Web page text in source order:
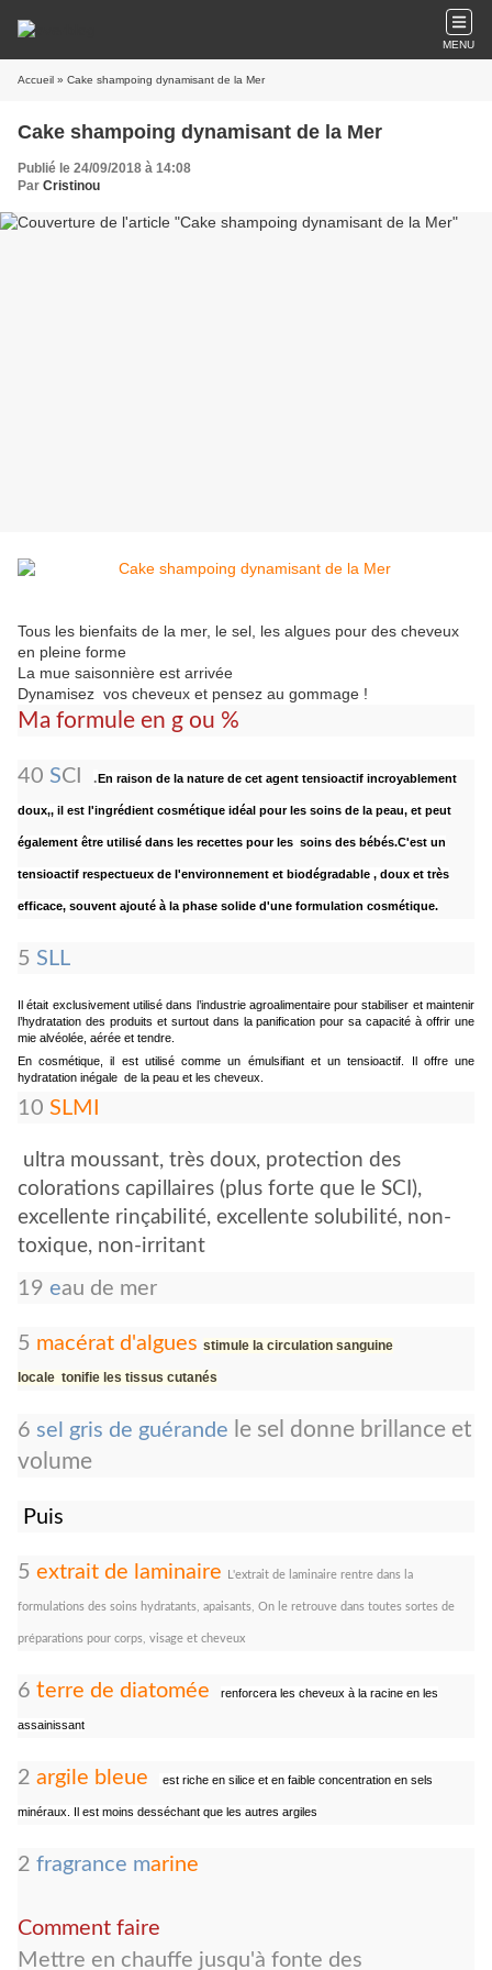
MENU
Accueil » Cake shampoing dynamisant de la Mer
Cake shampoing dynamisant de la Mer
Publié le 24/09/2018 à 14:08
Par Cristinou
Tous les bienfaits de la mer, le sel, les algues pour des cheveux
en pleine forme
La mue saisonnière est arrivée
Dynamisez vos cheveux et pensez au gommage !
Ma formule en g ou %
40 SCI .En raison de la nature de cet agent tensioactif incroyablement
doux,, il est l'ingrédient cosmétique idéal pour les soins de la peau, et peut
également être utilisé dans les recettes pour les soins des bébés.C'est un
tensioactif respectueux de l'environnement et biodégradable , doux et très
efficace, souvent ajouté à la phase solide d'une formulation cosmétique.
5 SLL
Il était exclusivement utilisé dans l’industrie agroalimentaire pour stabiliser et maintenir
l’hydratation des produits et surtout dans la panification pour sa capacité à offrir une
mie alvéolée, aérée et tendre.
En cosmétique, il est utilisé comme un émulsifiant et un tensioactif. Il offre une
hydratation inégale de la peau et les cheveux.
10 SLMI
ultra moussant, très doux, protection des
colorations capillaires (plus forte que le SCI),
excellente rinçabilité, excellente solubilité, non-
toxique, non-irritant
19 eau de mer
5 macérat d'algues stimule la circulation sanguine
locale tonifie les tissus cutanés
6 sel gris de guérande le sel donne brillance et
volume
Puis
5 extrait de laminaire L'extrait de laminaire rentre dans la
formulations des soins hydratants, apaisants, On le retrouve dans toutes sortes de
préparations pour corps, visage et cheveux
6 terre de diatomée renforcera les cheveux à la racine en les
assainissant
2 argile bleue est riche en silice et en faible concentration en sels
minéraux . Il est moins desséchant que les autres argiles
2 fragrance marine
Comment faire
Mettre en chauffe jusqu'à fonte des